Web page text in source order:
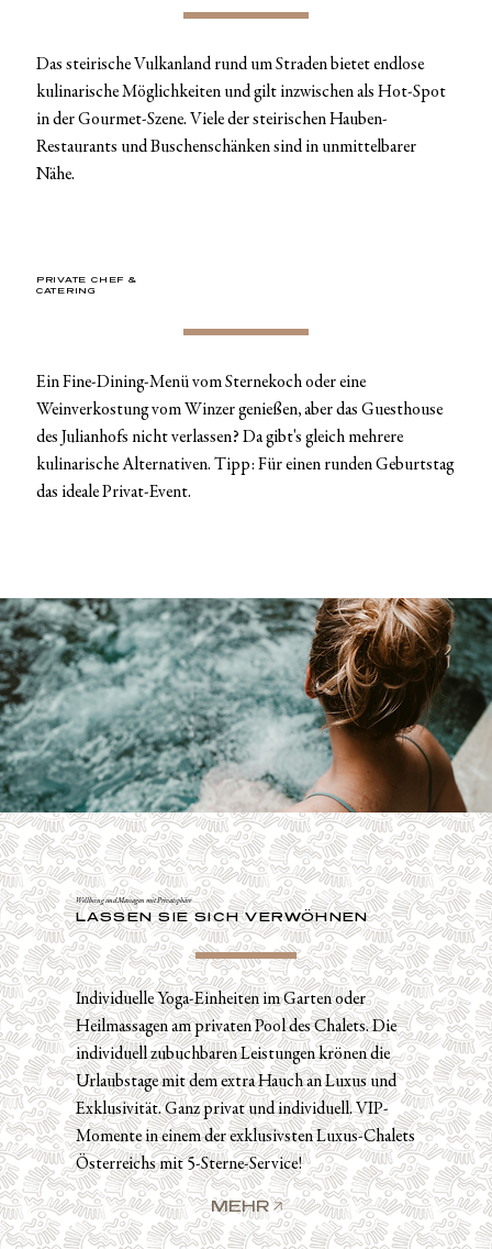
Das steirische Vulkanland rund um Straden bietet endlose
kulinarische Möglichkeiten und gilt inzwischen als Hot-Spot
in der Gourmet-Szene. Viele der steirischen Hauben-
Restaurants und Buschenschänken sind in unmittelbarer
Nähe.
PRIVATE CHEF &
CATERING
Ein Fine-Dining-Menü vom Sternekoch oder eine
Weinverkostung vom Winzer genießen, aber das Guesthouse
des Julianhofs nicht verlassen? Da gibt's gleich mehrere
kulinarische Alternativen. Tipp: Für einen runden Geburtstag
das ideale Privat-Event.
Wellbeing und Massagen mit Privatsphäre
LASSEN SIE SICH VERWÖHNEN
Individuelle Yoga-Einheiten im Garten oder
Heilmassagen am privaten Pool des Chalets. Die
individuell zubuchbaren Leistungen krönen die
Urlaubstage mit dem extra Hauch an Luxus und
Exklusivität. Ganz privat und individuell. VIP-
Momente in einem der exklusivsten Luxus-Chalets
Österreichs mit 5-Sterne-Service!
MEHR